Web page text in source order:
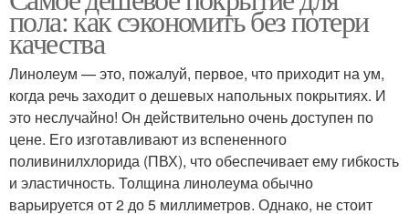
пола: как сэкономить без потери
качества
Линолеум — это, пожалуй, первое, что приходит на ум,
когда речь заходит о дешевых напольных покрытиях. И
это неслучайно! Он действительно очень доступен по
цене. Его изготавливают из вспененного
поливинилхлорида (ПВХ), что обеспечивает ему гибкость
и эластичность. Толщина линолеума обычно
варьируется от 2 до 5 миллиметров. Однако, не стоит